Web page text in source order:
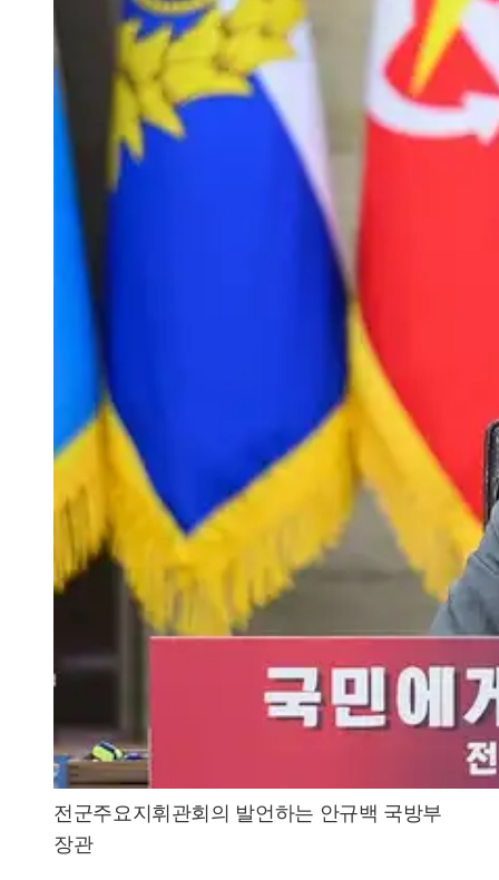
전군주요지휘관회의 발언하는 안규백 국방부
장관